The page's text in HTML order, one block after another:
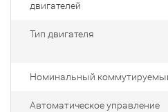
двигателей
Тип двигателя
Номинальный
Автоматическое управление